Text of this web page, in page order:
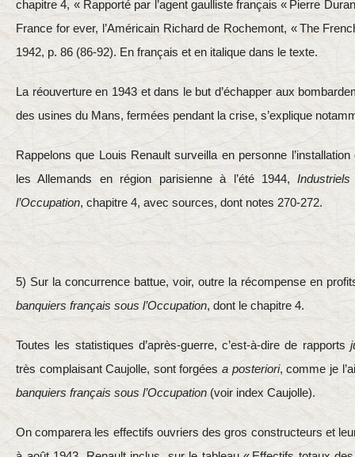
chapitre 4, « Rapporté par l’agent gaulliste français « Pierre
France for ever, l’Américain Richard de Rochemont, « The
1942, p. 86 (86‑92). En français et en italique dans le texte.
La réouverture en 1943 et dans le but d’échapper aux
des usines du Mans, fermées pendant la crise, s’explique
Rappelons que Louis Renault surveilla en personne
les Allemands en région parisienne à l’été 1944,
l’Occupation, chapitre 4, avec sources, dont notes 270-272.
5) Sur la concurrence battue, voir, outre la récompense en
banquiers français sous l’Occupation, dont le chapitre 4.
Toutes les statistiques d’après-guerre, c’est-à-dire de rapports
très complaisant Caujolle, sont forgées a posteriori, comme je
banquiers français sous l’Occupation (voir index Caujolle).
On comparera les effectifs ouvriers des gros constructeurs et